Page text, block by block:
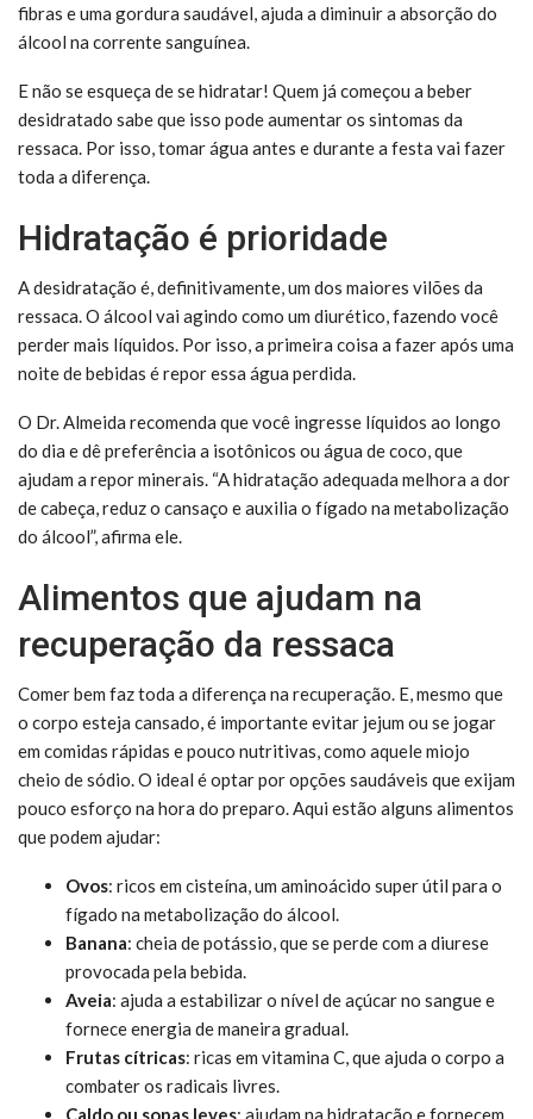
fibras e uma gordura saudável, ajuda a diminuir a absorção do
álcool na corrente sanguínea.
E não se esqueça de se hidratar! Quem já começou a beber
desidratado sabe que isso pode aumentar os sintomas da
ressaca. Por isso, tomar água antes e durante a festa vai fazer
toda a diferença.
Hidratação é prioridade
A desidratação é, definitivamente, um dos maiores vilões da
ressaca. O álcool vai agindo como um diurético, fazendo você
perder mais líquidos. Por isso, a primeira coisa a fazer após uma
noite de bebidas é repor essa água perdida.
O Dr. Almeida recomenda que você ingresse líquidos ao longo
do dia e dê preferência a isotônicos ou água de coco, que
ajudam a repor minerais. “A hidratação adequada melhora a dor
de cabeça, reduz o cansaço e auxilia o fígado na metabolização
do álcool”, afirma ele.
Alimentos que ajudam na
recuperação da ressaca
Comer bem faz toda a diferença na recuperação. E, mesmo que
o corpo esteja cansado, é importante evitar jejum ou se jogar
em comidas rápidas e pouco nutritivas, como aquele miojo
cheio de sódio. O ideal é optar por opções saudáveis que exijam
pouco esforço na hora do preparo. Aqui estão alguns alimentos
que podem ajudar:
Ovos: ricos em cisteína, um aminoácido super útil para o
fígado na metabolização do álcool.
Banana: cheia de potássio, que se perde com a diurese
provocada pela bebida.
Aveia: ajuda a estabilizar o nível de açúcar no sangue e
fornece energia de maneira gradual.
Frutas cítricas: ricas em vitamina C, que ajuda o corpo a
combater os radicais livres.
Caldo ou sopas leves: ajudam na hidratação e fornecem